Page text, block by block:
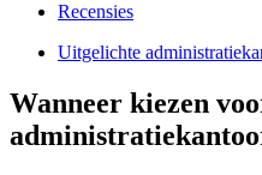
Recensies
Uitgelichte
Wanneer kiezen